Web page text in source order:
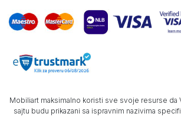
Mobiliart maksimalno koristi sve svoje resurse da
sajtu budu prikazani sa ispravnim nazivima